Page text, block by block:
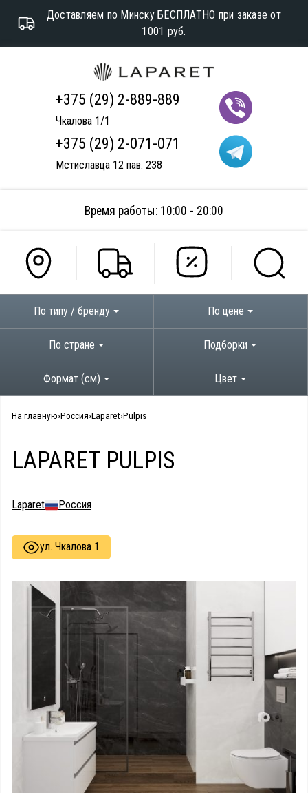
Доставляем по Минску БЕСПЛАТНО при заказе от
1001 руб.
+375 (29) 2-889-889
Чкалова 1/1
+375 (29) 2-071-071
Мстиславца 12 пав. 238
Время работы: 10:00 - 20:00
По типу / бренду По цене
По стране Подборки
Формат (см) Цвет
На главную Россия Laparet Pulpis
LAPARET PULPIS
Laparet Россия
ул. Чкалова 1